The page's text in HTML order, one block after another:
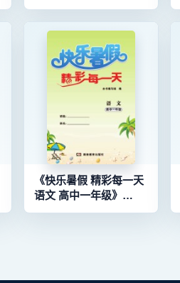
军编著
《快乐暑假 精彩每一天
语文 高中一年级》
_《快乐暑假 精彩每一